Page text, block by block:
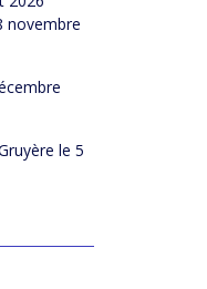
novembre
le 5